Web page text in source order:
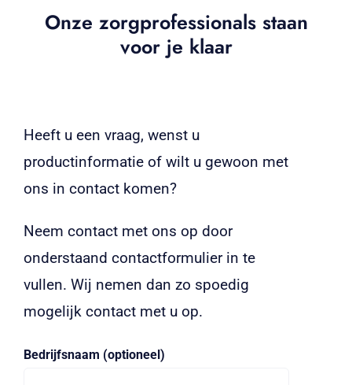
Referenties
Vacatures
Onze zorgprofessionals staan
voor je klaar
Heeft u een vraag, wenst u
productinformatie of wilt u gewoon met
ons in contact komen?
Neem contact met ons op door
onderstaand contactformulier in te
vullen. Wij nemen dan zo spoedig
mogelijk contact met u op.
Bedrijfsnaam (optioneel)